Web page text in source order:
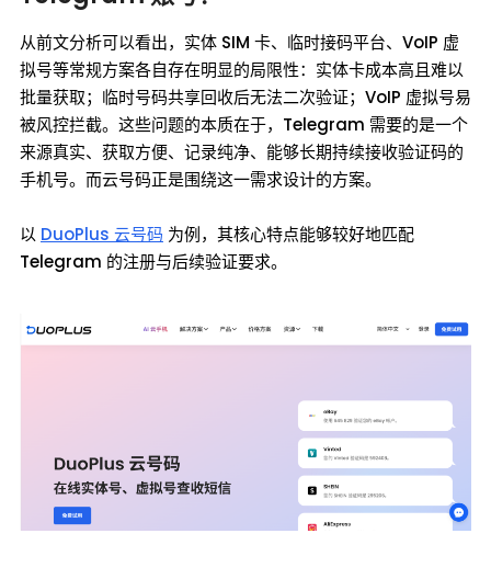
从前文分析可以看出，实体 SIM 卡、临时接码平台、VoIP 虚
拟号等常规方案各自存在明显的局限性：实体卡成本高且难以
批量获取；临时号码共享回收后无法二次验证；VoIP 虚拟号易
被风控拦截。这些问题的本质在于，Telegram 需要的是一个
来源真实、获取方便、记录纯净、能够长期持续接收验证码的
手机号。而云号码正是围绕这一需求设计的方案。
以 DuoPlus 云号码 为例，其核心特点能够较好地匹配
Telegram 的注册与后续验证要求。